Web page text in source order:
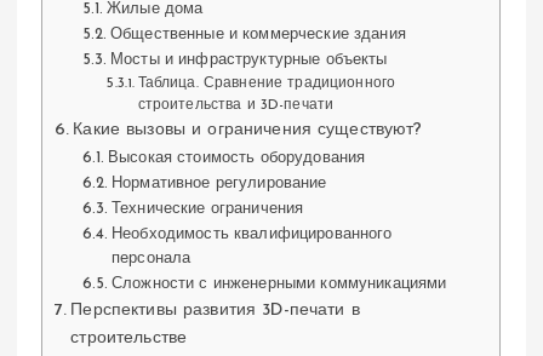
Жилые дома
Общественные и коммерческие здания
Мосты и инфраструктурные объекты
Таблица. Сравнение традиционного
строительства и 3D-печати
Какие вызовы и ограничения существуют?
Высокая стоимость оборудования
Нормативное регулирование
Технические ограничения
Необходимость квалифицированного
персонала
Сложности с инженерными коммуникациями
Перспективы развития 3D-печати в
строительстве